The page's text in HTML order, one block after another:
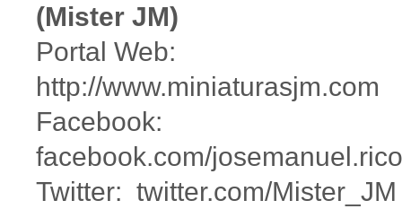
(Mister JM)
Portal Web:
http://www.miniaturasjm.com
Facebook:
facebook.com/
Twitter: twitter.com/Mister_JM